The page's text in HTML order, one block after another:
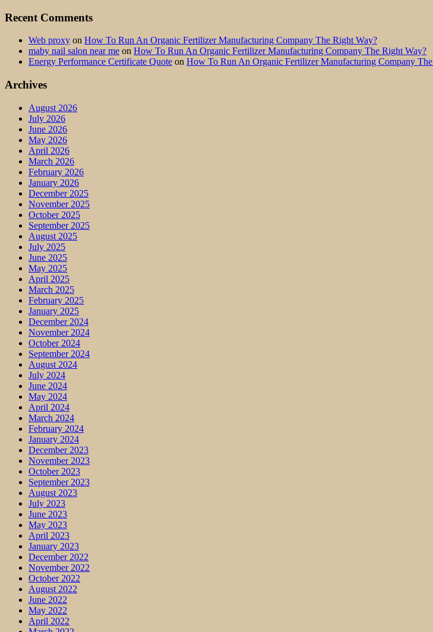
Recent Comments
Web proxy on How To Run An Organic Fertilizer Manufacturing Company The Right Way?
maby nail salon near me on How To Run An Organic Fertilizer Manufacturing Company The Right Way?
Energy Performance Certificate Quote on How To Run An Organic Fertilizer Manufacturing Company
Archives
August 2026
July 2026
June 2026
May 2026
April 2026
March 2026
February 2026
January 2026
December 2025
November 2025
October 2025
September 2025
August 2025
July 2025
June 2025
May 2025
April 2025
March 2025
February 2025
January 2025
December 2024
November 2024
October 2024
September 2024
August 2024
July 2024
June 2024
May 2024
April 2024
March 2024
February 2024
January 2024
December 2023
November 2023
October 2023
September 2023
August 2023
July 2023
June 2023
May 2023
April 2023
January 2023
December 2022
November 2022
October 2022
August 2022
June 2022
May 2022
April 2022